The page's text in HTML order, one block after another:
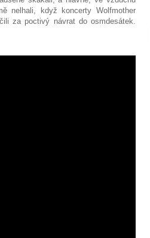
nelhali, když koncerty Wolfmother
za poctivý návrat do osmdesátek.